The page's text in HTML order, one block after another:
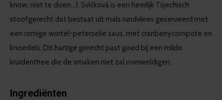
know, niet te doen…). Svíčková is een heerlijk Tsjechisch
stoofgerecht dat bestaat uit mals rundvlees geserveerd met
een romige wortel-peterselie saus, met cranberrycompote en
knoedels. Dit hartige gerecht past goed bij een milde
kruidenthee die de smaken niet zal overweldigen.
Ingrediënten